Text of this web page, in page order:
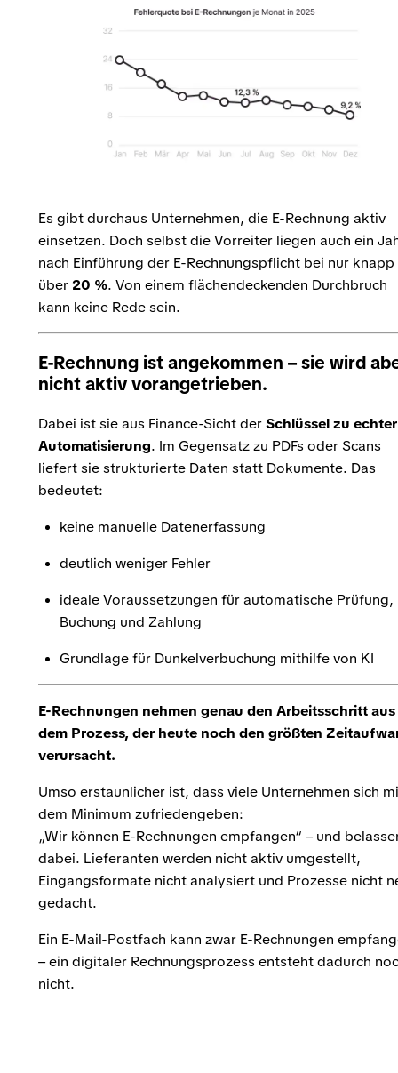
Es gibt durchaus Unternehmen, die E-Rechnung aktiv
einsetzen. Doch selbst die Vorreiter liegen auch ein
nach Einführung der E-Rechnungspflicht bei nur knapp
über 20 %. Von einem flächendeckenden Durchbruch
kann keine Rede sein.
E-Rechnung ist angekommen – sie wird
nicht aktiv vorangetrieben.
Dabei ist sie aus Finance-Sicht derSchlüssel zu echter
Automatisierung. Im Gegensatz zu PDFs oder Scans
liefert sie strukturierte Daten statt Dokumente. Das
bedeutet:
keine manuelle Datenerfassung
deutlich weniger Fehler
ideale Voraussetzungen für automatische Prüfung,
Buchung und Zahlung
Grundlage für Dunkelverbuchung mithilfe von KI
E-Rechnungen nehmen genau den Arbeitsschritt aus
dem Prozess, der heute noch den größten
verursacht.
Umso erstaunlicher ist, dass viele Unternehmen sich
dem Minimum zufriedengeben:
„Wir können E-Rechnungen empfangen“ – und
dabei. Lieferanten werden nicht aktiv umgestellt,
Eingangsformate nicht analysiert und Prozesse nicht
gedacht.
Ein E-Mail-Postfach kann zwar E-Rechnungen
– ein digitaler Rechnungsprozess entsteht dadurch
nicht.